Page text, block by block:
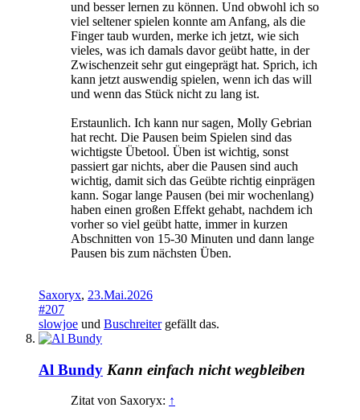
und besser lernen zu können. Und obwohl ich so
viel seltener spielen konnte am Anfang, als die
Finger taub wurden, merke ich jetzt, wie sich
vieles, was ich damals davor geübt hatte, in der
Zwischenzeit sehr gut eingeprägt hat. Sprich, ich
kann jetzt auswendig spielen, wenn ich das will
und wenn das Stück nicht zu lang ist.
Erstaunlich. Ich kann nur sagen, Molly Gebrian
hat recht. Die Pausen beim Spielen sind das
wichtigste Übetool. Üben ist wichtig, sonst
passiert gar nichts, aber die Pausen sind auch
wichtig, damit sich das Geübte richtig einprägen
kann. Sogar lange Pausen (bei mir wochenlang)
haben einen großen Effekt gehabt, nachdem ich
vorher so viel geübt hatte, immer in kurzen
Abschnitten von 15-30 Minuten und dann lange
Pausen bis zum nächsten Üben.
Saxoryx, 23.Mai.2026
#207
slowjoe und Buschreitergefällt das.
Al Bundy Kann einfach nicht wegbleiben
Zitat von Saxoryx: ↑